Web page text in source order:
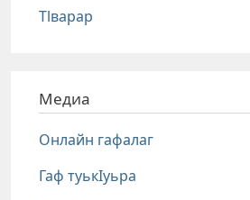
Тlварар
Медиа
Онлайн гафалаг
Гаф туькIуьра